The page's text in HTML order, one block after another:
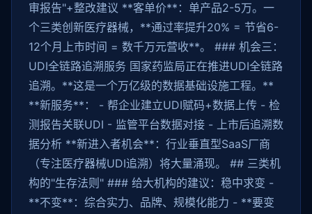
审报告"+整改建议 **客单价**：单产品2-5万。一
个三类创新医疗器械，**通过率提升20% = 节省6-
12个月上市时间 = 数千万元营收**。 ### 机会三：
UDI全链路追溯服务 国家药监局正在推进UDI全链路
追溯。**这是一个万亿级的数据基础设施工程。**
**新服务**： - 帮企业建立UDI赋码+数据上传 - 检
测报告关联UDI - 监管平台数据对接 - 上市后追溯数
据分析 **新进入者机会**：行业垂直型SaaS厂商
（专注医疗器械UDI追溯）将大量涌现。 ## 三类机
构的"生存法则" ### 给大机构的建议：稳中求变 -
**不变**：综合实力、品牌、规模化能力 - **要变